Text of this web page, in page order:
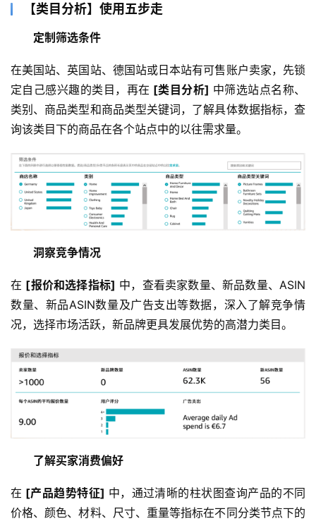
【类目分析】使用五步走
定制筛选条件
在美国站、英国站、德国站或日本站有可售账户卖家，先锁
定自己感兴趣的类目，再在 [类目分析] 中筛选站点名称、
类别、商品类型和商品类型关键词，了解具体数据指标，查
询该类目下的商品在各个站点中的以往需求量。
洞察竞争情况
在 [报价和选择指标] 中，查看卖家数量、新品数量、ASIN
数量、新品ASIN数量及广告支出等数据，深入了解竞争情
况，选择市场活跃，新品牌更具发展优势的高潜力类目。
了解买家消费偏好
在 [产品趋势特征] 中，通过清晰的柱状图查询产品的不同
价格、颜色、材料、尺寸、重量等指标在不同分类节点下的